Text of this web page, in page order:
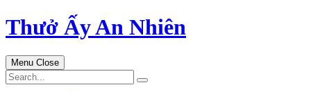
Skip
to
Thưở Ấy An Nhiên
Menu Close
Search
for: